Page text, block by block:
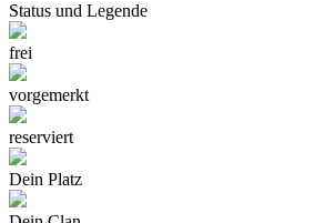
Status und Legende
frei
vorgemerkt
reserviert
Dein Platz